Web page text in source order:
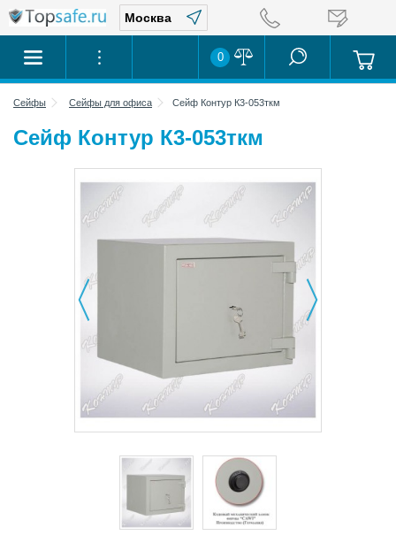
0
Сейфы Сейфы для офиса Сейф Контур К3-053ткм
Сейф Контур К3-053ткм